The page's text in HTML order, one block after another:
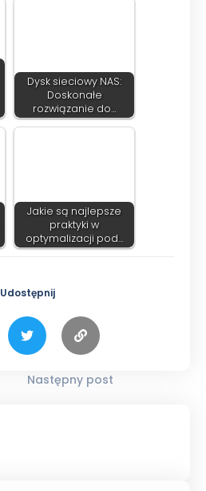
Dysk sieciowy NAS:
Doskonałe
rozwiązanie do…
Jakie są najlepsze
praktyki w
optymalizacji pod…
Udostępnij
Następny post